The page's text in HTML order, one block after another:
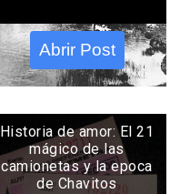
Abrir Post
Historia de amor: El 21
mágico de las
camionetas y la epoca
de Chavitos